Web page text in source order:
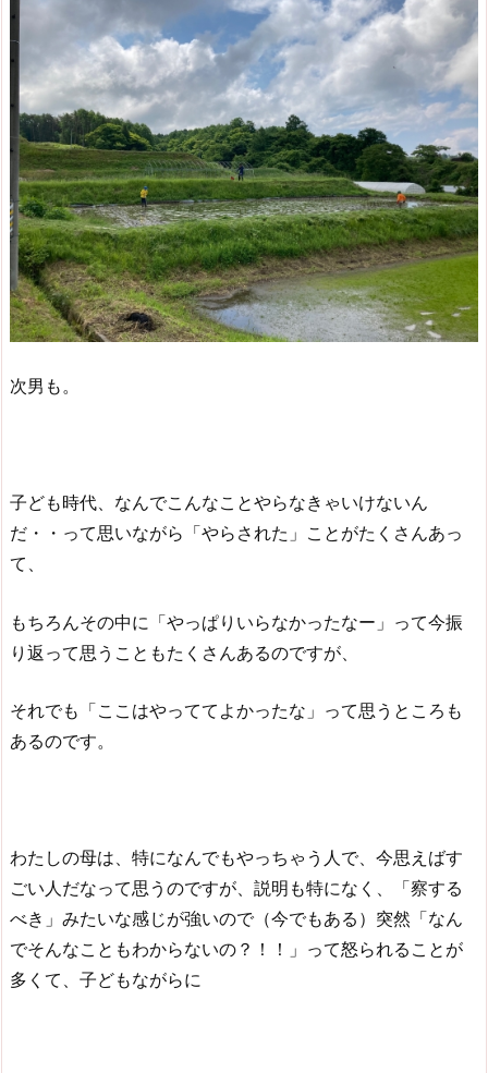
次男も。
子ども時代、なんでこんなことやらなきゃいけないん
だ・・って思いながら「やらされた」ことがたくさんあっ
て、
もちろんその中に「やっぱりいらなかったなー」って今振
り返って思うこともたくさんあるのですが、
それでも「ここはやっててよかったな」って思うところも
あるのです。
わたしの母は、特になんでもやっちゃう人で、今思えばす
ごい人だなって思うのですが、説明も特になく、「察する
べき」みたいな感じが強いので（今でもある）突然「なん
でそんなこともわからないの？！！」って怒られることが
多くて、子どもながらに